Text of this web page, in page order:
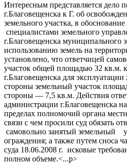
Интересным представляется дело
г.Благовещенска к Г. об
земельного участка, в обоснование
специалистами земельного
г.Благовещенска муниципального
использованию земель на
установлено, что ответчицей
участок общей площадью 32 кв.м.
г.Благовещенска для
стороны земельный участок
стороны — 7,5 кв.м. Действия
администрации г.Благовещенска
пределах полномочий органа
связи с чем просили суд обязать
самовольно занятый земельный
ограждения; а также путем сноса
суда 18.06.2008 г. исковые
полном объеме.<...p>